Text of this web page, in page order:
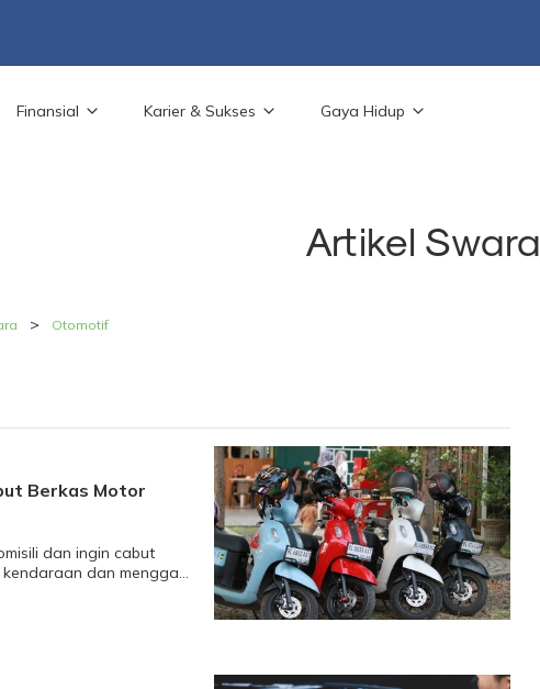
Finansial Karier & Sukses Gaya Hidup
Artikel Swara
> Otomotif
Berkas Motor
dan ingin cabut
dan mengganti